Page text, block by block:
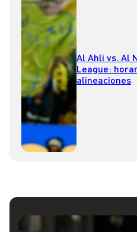
Al Ahli vs. Al
League:
alineaciones